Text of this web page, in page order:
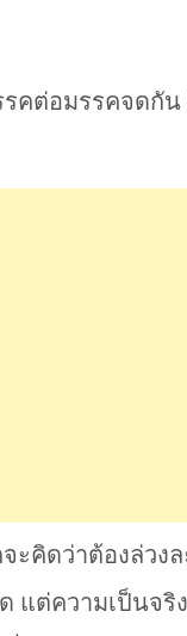
คต่อมรรคจดกั
คิดว่าต้องล่วง
ต่ความเป็นจริ